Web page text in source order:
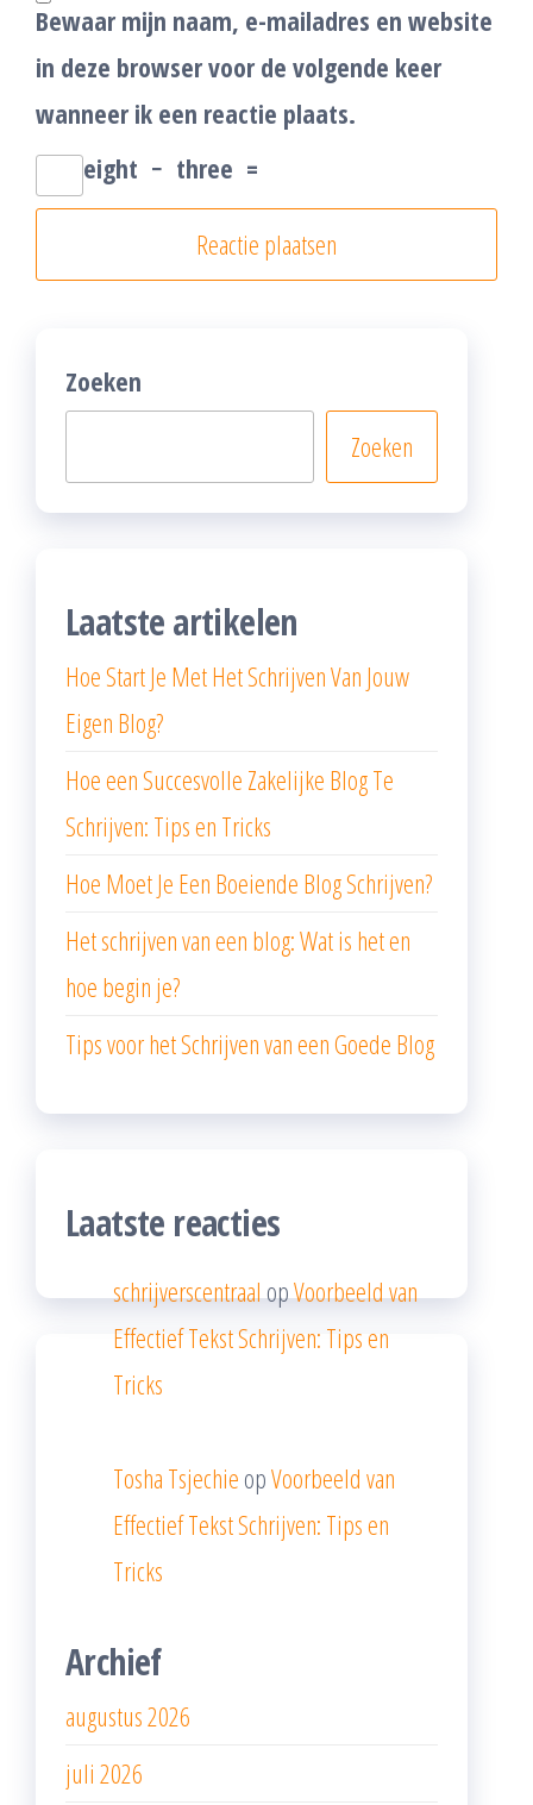
Bewaar mijn naam, e-mailadres en website
in deze browser voor de volgende keer
wanneer ik een reactie plaats.
eight − three =
Zoeken
Zoeken
Laatste artikelen
Hoe Start Je Met Het Schrijven Van Jouw
Eigen Blog?
Hoe een Succesvolle Zakelijke Blog Te
Schrijven: Tips en Tricks
Hoe Moet Je Een Boeiende Blog Schrijven?
Het schrijven van een blog: Wat is het en
hoe begin je?
Tips voor het Schrijven van een Goede Blog
Laatste reacties
schrijverscentraalopVoorbeeld van
Effectief Tekst Schrijven: Tips en
Tricks
Tosha Tsjechie opVoorbeeld van
Effectief Tekst Schrijven: Tips en
Tricks
Archief
augustus 2026
juli 2026